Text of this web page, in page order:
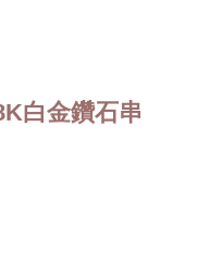
白金鑽石串